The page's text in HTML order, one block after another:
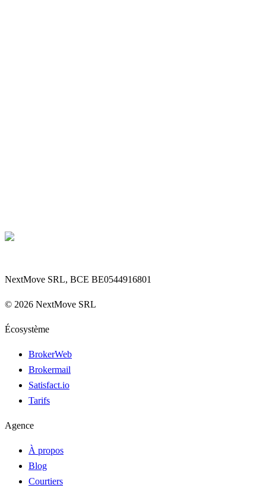
NextMove SRL, BCE BE0544916801
© 2026 NextMove SRL
Écosystème
BrokerWeb
Brokermail
Satisfact.io
Tarifs
Agence
À propos
Blog
Courtiers